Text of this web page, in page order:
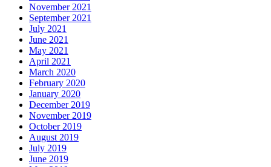
November 2021
September 2021
July 2021
June 2021
May 2021
April 2021
March 2020
February 2020
January 2020
December 2019
November 2019
October 2019
August 2019
July 2019
June 2019